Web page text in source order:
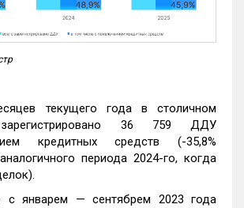
текущего года в столичном
зарегистрировано 36 759 ДДУ
кредитных средств (-35,8%
периода 2024-го, когда
с январем — сентябрем 2023 года